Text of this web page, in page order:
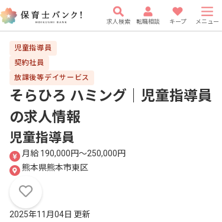
求人検索 転職相談 キープ メニュー
児童指導員
契約社員
放課後等デイサービス
そらひろ ハミング｜児童指導員
の求人情報
児童指導員
月給 190,000円〜250,000円
熊本県熊本市東区
2025年11月04日 更新